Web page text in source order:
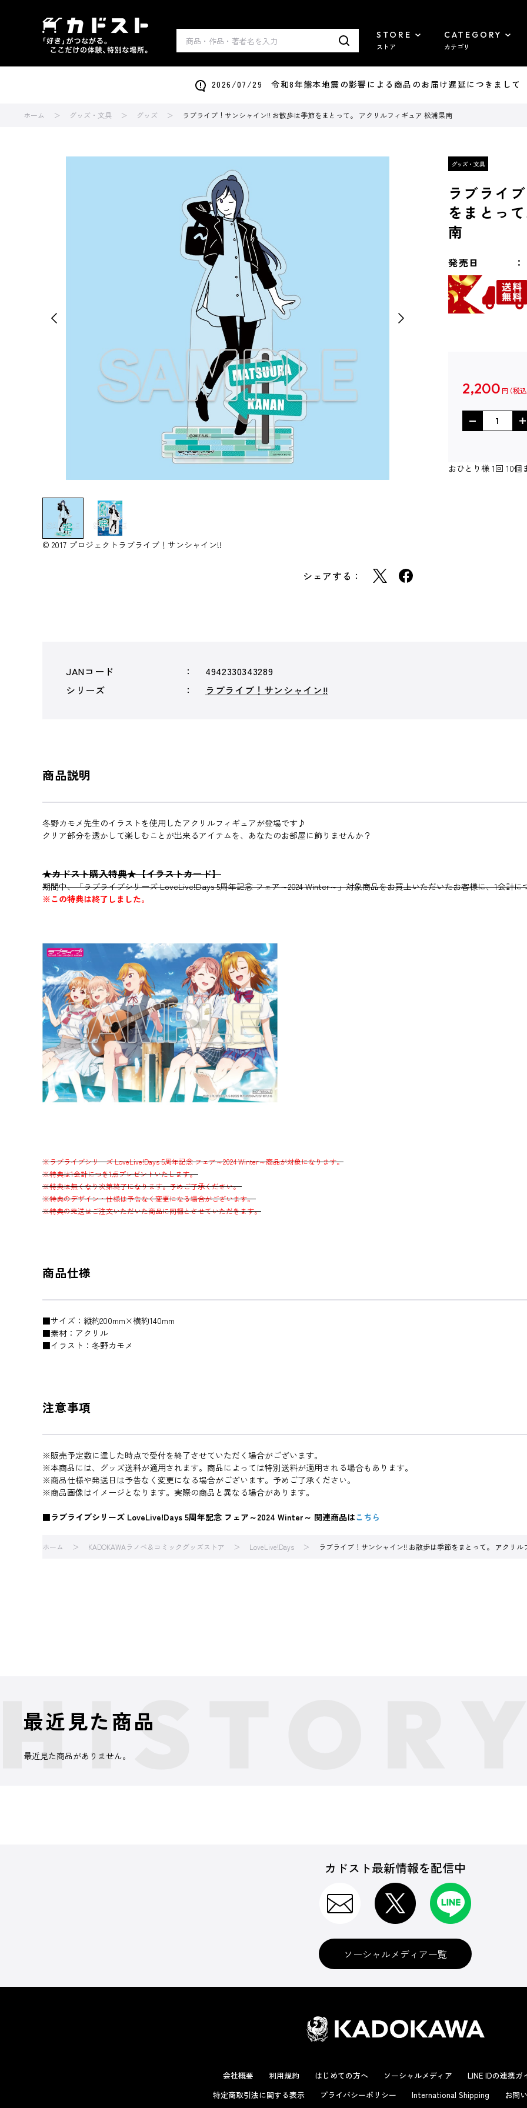
STORE
ストア
CATEGORY
カテゴリ
2026/07/29 令和8年熊本地震の影響による商品のお届け遅延につきまして
ホーム グッズ・文具 グッズ ラブライブ！サンシャイン!! お散歩は季節をまとって。 アクリルフィギュア 松浦果南
© 2017 プロジェクトラブライブ！サンシャイン!!
シェアする：
ラブライ
をまとっ
南
発売日
2,200 円
おひとり様 1回 10個
JANコード
4942330343289
シリーズ
ラブライブ！サンシャイン!!
商品説明
冬野カモメ先生のイラストを使用したアクリルフィギュアが登場です♪
クリア部分を透かして楽しむことが出来るアイテムを、あなたのお部屋に飾りませんか？
★カドスト購入特典★【イラストカード】
期間中、「ラブライブシリーズ LoveLive!Days 5周年記念 フェア～2024 Winter～」対象商品をお買上いただいたお客様に、1会計
※この特典は終了しました。
※ラブライブシリーズ LoveLive!Days 5周年記念 フェア～2024 Winter～商品が対象になります。
※特典は1会計につき1点プレゼントいたします。
※特典は無くなり次第終了になります。予めご了承ください。
※特典のデザイン・仕様は予告なく変更になる場合がございます。
※特典の発送はご注文いただいた商品に同梱とさせていただきます。
商品仕様
■サイズ：縦約200mm×横約140mm
■素材：アクリル
■イラスト：冬野カモメ
注意事項
※販売予定数に達した時点で受付を終了させていただく場合がございます。
※本商品には、グッズ送料が適用されます。商品によっては特別送料が適用される場合もあります。
※商品仕様や発送日は予告なく変更になる場合がございます。予めご了承ください。
※商品画像はイメージとなります。実際の商品と異なる場合があります。
■ラブライブシリーズ LoveLive!Days 5周年記念 フェア～2024 Winter～ 関連商品はこちら
ホーム KADOKAWAラノベ＆コミックグッズストア LoveLive!Days ラブライブ！サンシャイン!! お散歩は季節をまとって。 アクリル
最近見た商品
最近見た商品がありません。
カドスト最新情報を配信中
ソーシャルメディア一覧
会社概要 利用規約 はじめての方へ ソーシャルメディア LINE IDの連携ガ
特定商取引法に関する表示
プライバシーポリシー International Shipping お問